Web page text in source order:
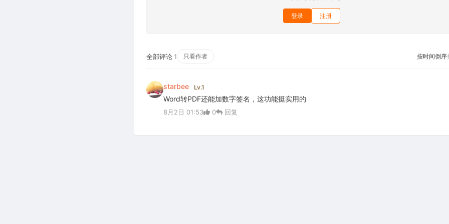
登录 注册
全部评论 1 只看作者 按时间倒序
starbee Lv.1
Word转PDF还能加数字签名，这功能挺实用的
8月2日 01:53 0 回复